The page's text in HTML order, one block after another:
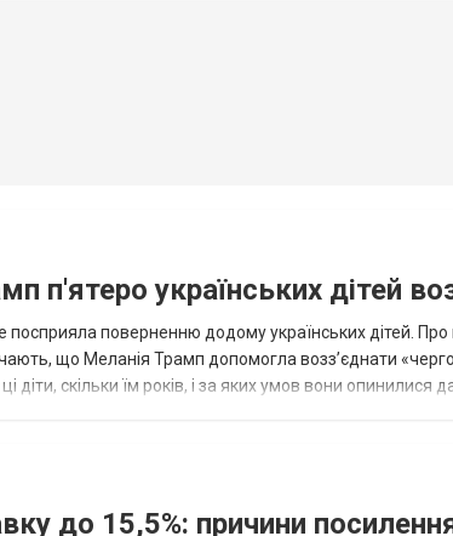
п'ятеро українських дітей
поверненню додому українських дітей.
що Меланія Трамп допомогла возз’єднати
діти, скільки їм років, і за яких умов вони опинилися
до 15,5%: причини